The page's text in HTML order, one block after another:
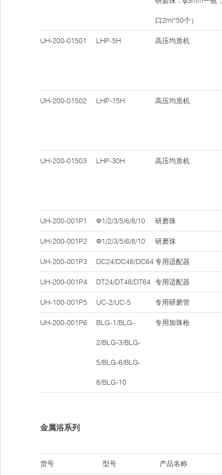
口2ml*50个）
UH-200-01501 LHP-5H 高压均质机
UH-200-01502 LHP-15H 高压均质机
UH-200-01503 LHP-30H 高压均质机
UH-200-001P1 Φ1/2/3/5/6/8/10 研磨珠
UH-200-001P2 Φ1/2/3/5/6/8/10 研磨珠
UH-200-001P3 DC24/DC48/DC64专用适配器
UH-200-001P4 DT24/DT48/DT64 专用适配器
UH-100-001P5 UC-2/UC-5 专用研磨管
UH-200-001P6 BLG-1/BLG-
2/BLG-3/BLG-
5/BLG-6/BLG-
8/BLG-10
专用加珠枪
金属浴系列
货号 型号 产品名称